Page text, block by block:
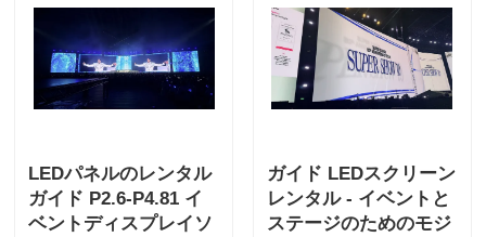
LEDパネルのレンタル
ガイド P2.6-P4.81 イ
ベントディスプレイソ
ガイド LEDスクリーン
レンタル - イベントと
ステージのためのモジ